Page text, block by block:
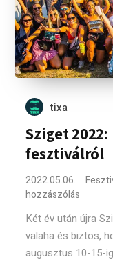
tixa
Sziget
fesztiválról
2022.05.06.
hozzászólás
Két év után újra
valaha és biztos,
augusztus 10-15-